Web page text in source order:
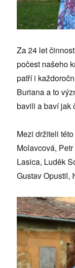
Za 24 let
počest našeho
patří i
Buriana a to
bavili a baví jak
Mezi držiteli
Molavcová,
Lasica, Luděk
Gustav Opustil,